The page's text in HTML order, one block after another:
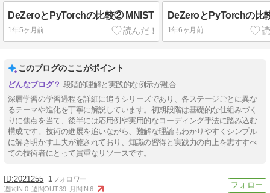
DeZeroとPyTorchの比較② MNIST
1年5ヶ月前
DeZeroとPyTorchの比
1年6ヶ月前
このブログのここがポイント
段階的理解と実践的な例示が融合
深層学習の学習過程を詳細に追うシリーズであり、各ステージごとに異な
るテーマや進化を丁寧に解説しています。初期段階は基礎的な仕組みづく
りに焦点を当て、後半には応用例や実用的なコーディング手法に踏み込む
構成です。技術の進展を追いながら、難解な理論もわかりやすくシンプル
に解き明かす工夫が施されており、知識の習得と実践力の向上を志すすべ
ての技術者にとって貴重なリソースです。
2021255 1
週間IN:0 週間OUT:39 月間IN:6